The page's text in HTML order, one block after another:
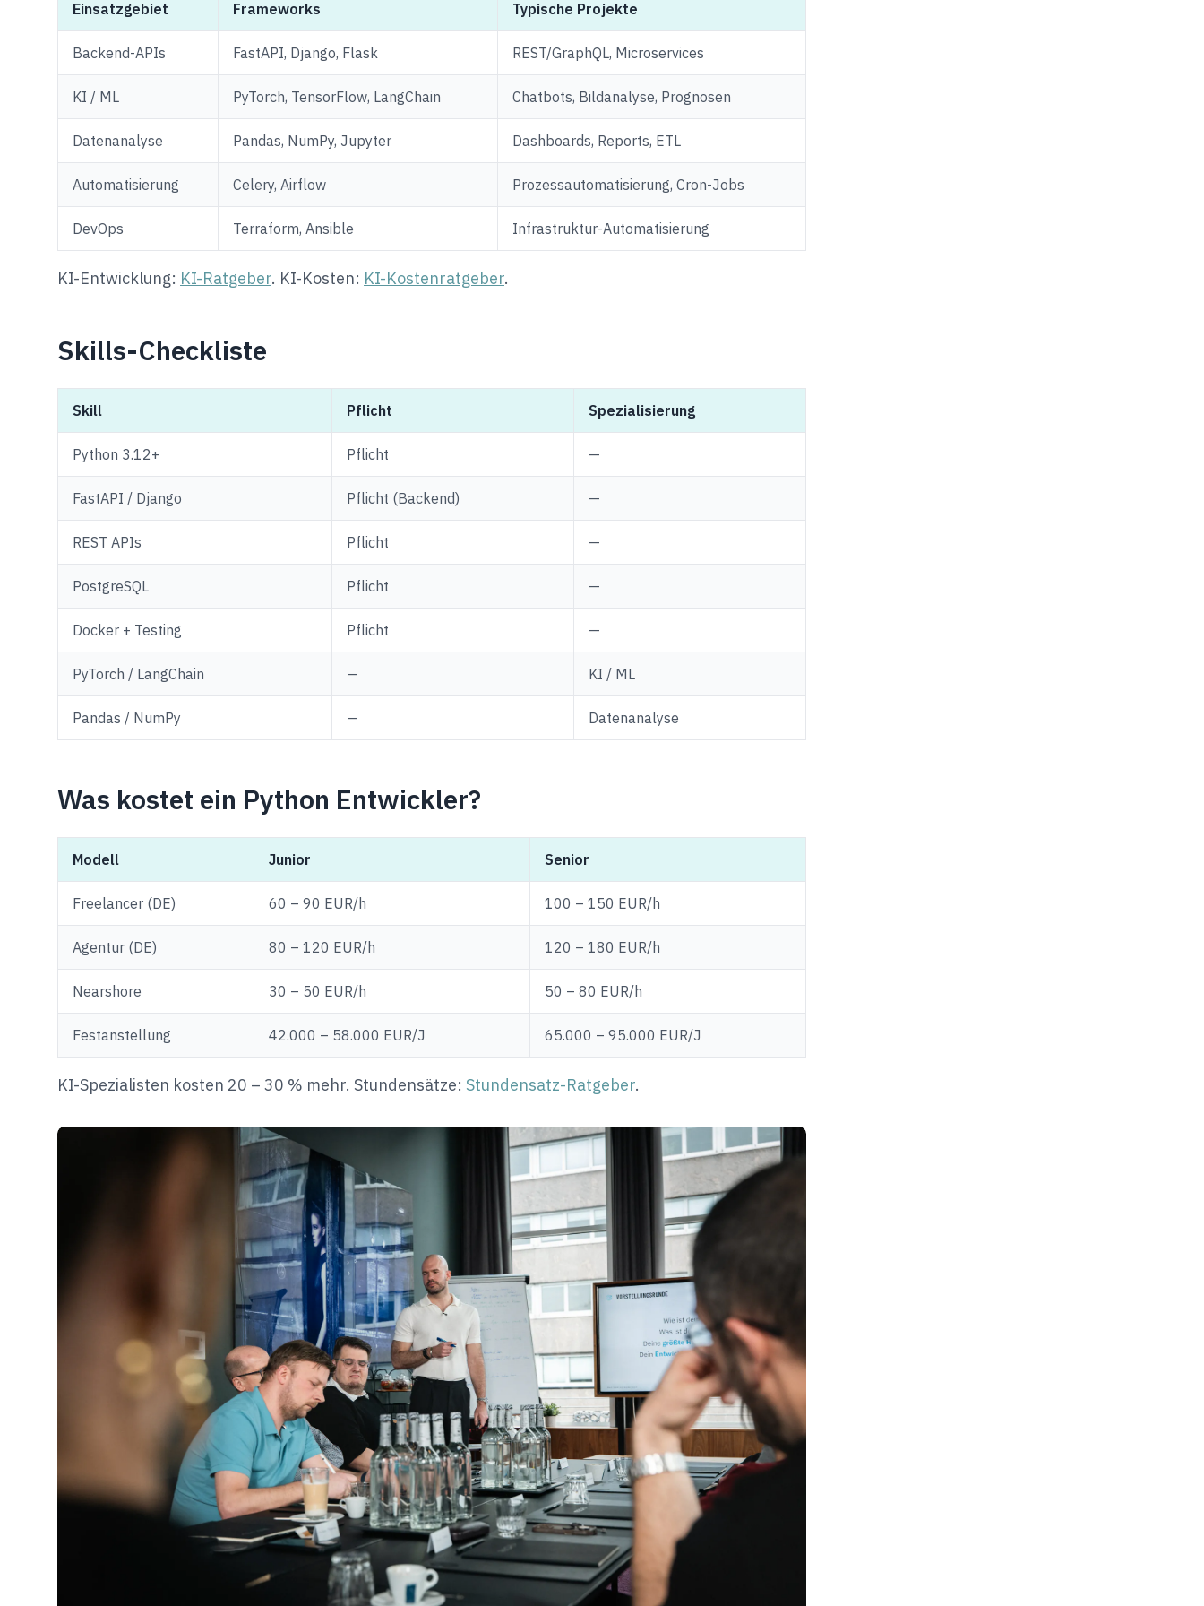
Einsatzgebiet Frameworks Typische Projekte
Backend-APIs FastAPI, Django, Flask REST/GraphQL, Microservices
KI / ML PyTorch, TensorFlow, LangChain Chatbots, Bildanalyse, Prognosen
Datenanalyse Pandas, NumPy, Jupyter Dashboards, Reports, ETL
Automatisierung Celery, Airflow Prozessautomatisierung, Cron-Jobs
DevOps Terraform, Ansible Infrastruktur-Automatisierung
KI-Entwicklung: KI-Ratgeber. KI-Kosten: KI-Kostenratgeber.
Skills-Checkliste
Skill Pflicht Spezialisierung
Python 3.12+ Pflicht —
FastAPI / Django Pflicht (Backend) —
REST APIs Pflicht —
PostgreSQL Pflicht —
Docker + Testing Pflicht —
PyTorch / LangChain — KI / ML
Pandas / NumPy — Datenanalyse
Was kostet ein Python Entwickler?
Modell Junior Senior
Freelancer (DE) 60 – 90 EUR/h 100 – 150 EUR/h
Agentur (DE) 80 – 120 EUR/h 120 – 180 EUR/h
Nearshore 30 – 50 EUR/h 50 – 80 EUR/h
Festanstellung 42.000 – 58.000 EUR/J 65.000 – 95.000 EUR/J
KI-Spezialisten kosten 20 – 30 % mehr. Stundensätze: Stundensatz-Ratgeber.